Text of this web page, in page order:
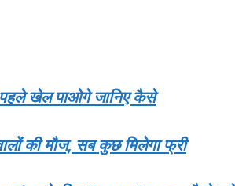
खेल पाओगे जानिए कैसे
की मौज, सब कुछ मिलेगा फ्री